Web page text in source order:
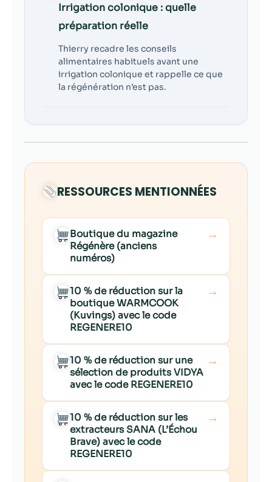
Irrigation colonique : quelle
préparation réelle
Thierry recadre les conseils
alimentaires habituels avant une
irrigation colonique et rappelle ce que
la régénération n’est pas.
RESSOURCES MENTIONNÉES
Boutique du magazine
Régénère (anciens
numéros)
→
10 % de réduction sur la
boutique WARMCOOK
(Kuvings) avec le code
REGENERE10
→
10 % de réduction sur une
sélection de produits VIDYA
avec le code REGENERE10
→
10 % de réduction sur les
extracteurs SANA (L’Échou
Brave) avec le code
REGENERE10
→